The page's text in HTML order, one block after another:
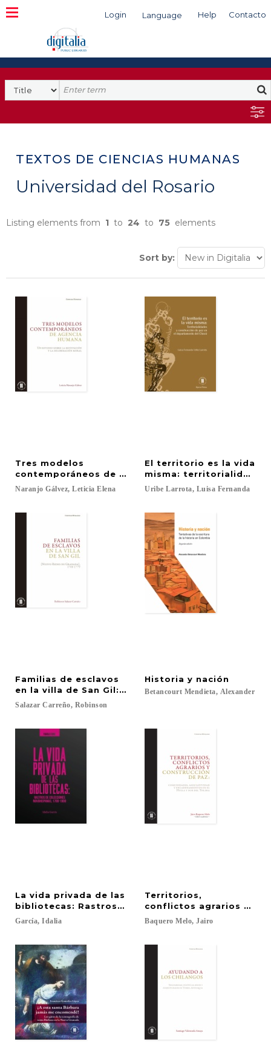
Login Language Help Contacto
Search
TEXTOS DE CIENCIAS HUMANAS
Universidad del Rosario
Listing elements from 1 to 24 to 75 elements
Sort by:
Tres modelos
contemporáneos de agencia humana: Un estudio
Naranjo Gálvez, Leticia Elena
El territorio es la vida
misma: territorialidades
Uribe Larrota, Luisa Fernanda
Familias de esclavos
en la villa de San Gil: (Nuevo Reino de Granada),
Salazar Carreño, Robinson
Historia y nación
Betancourt Mendieta, Alexander
La vida privada de las
bibliotecas: Rastros de colecciones Novohispanas
García, Idalia
Territorios,
conflictos agrarios y
Baquero Melo, Jairo